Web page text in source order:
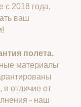
с 2018 года,
ваш
полета.
материалы
в отличие от
- наш